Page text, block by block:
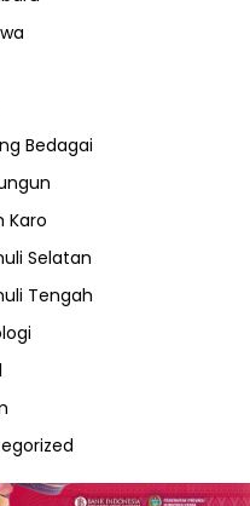
Bedagai
Karo
Selatan
Tengah